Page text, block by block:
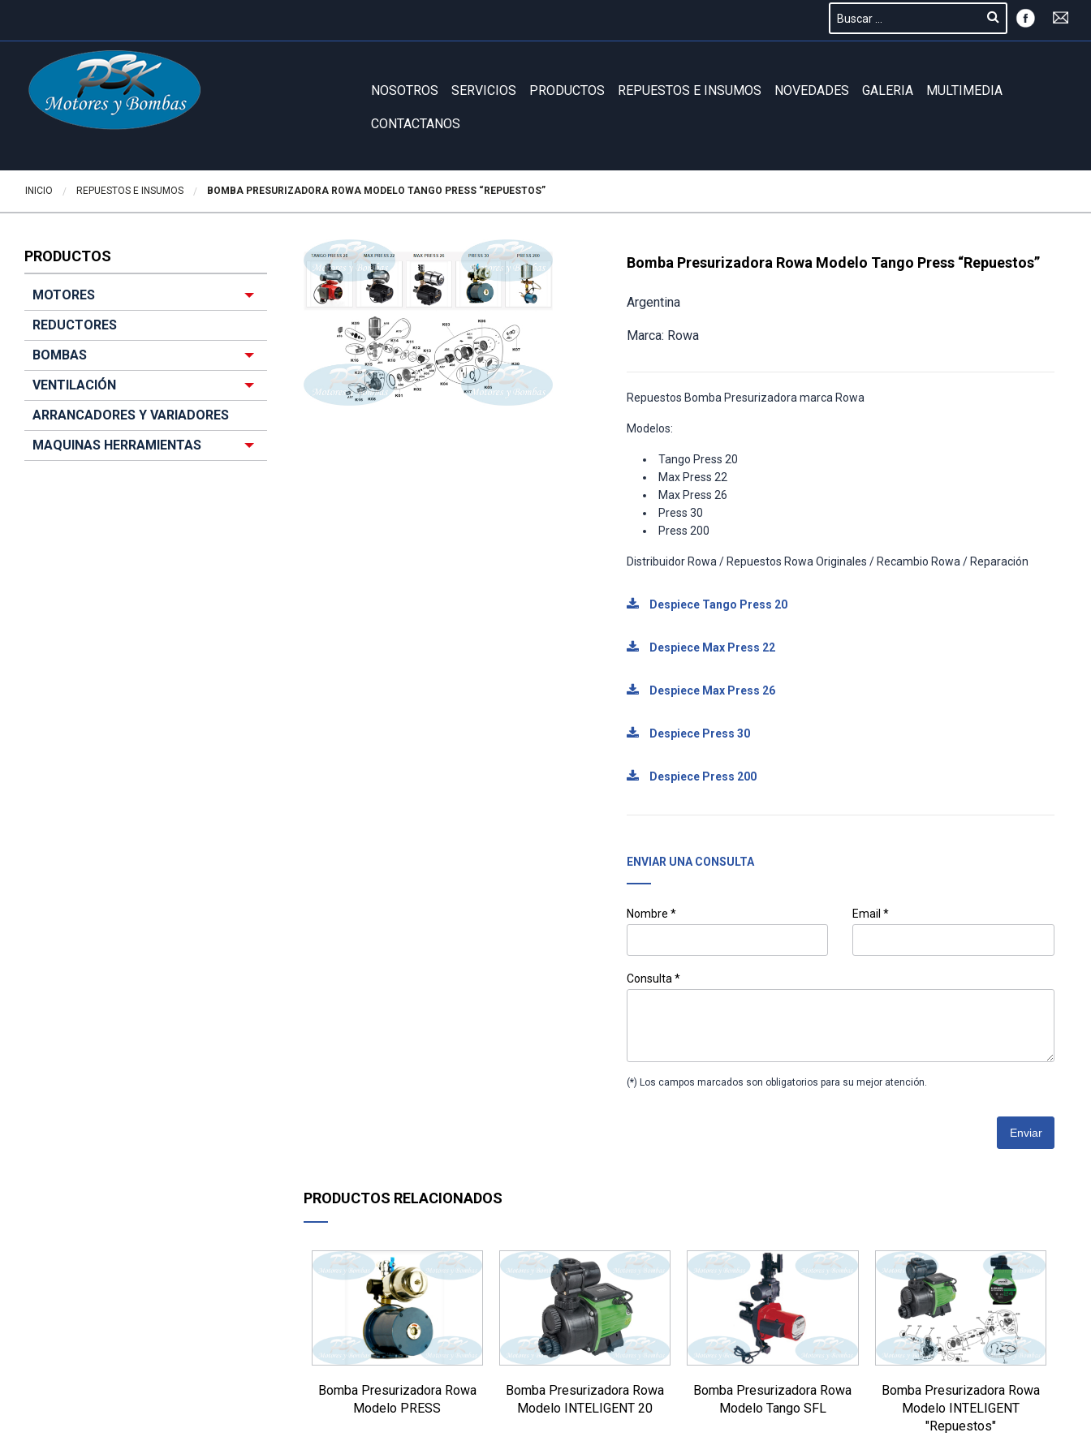
NOSOTROS SERVICIOS PRODUCTOS REPUESTOS E INSUMOS NOVEDADES GALERIA MULTIMEDIA
CONTACTANOS
INICIO REPUESTOS E INSUMOS ACTUALMENTE:
BOMBA PRESURIZADORA ROWA MODELO TANGO PRESS “REPUESTOS”
PRODUCTOS
MOTORES
REDUCTORES
BOMBAS
VENTILACIÓN
ARRANCADORES Y VARIADORES
MAQUINAS HERRAMIENTAS
Bomba Presurizadora Rowa Modelo Tango Press “Repuestos”
Argentina
Marca: Rowa
Repuestos Bomba Presurizadora marca Rowa
Modelos:
Tango Press 20
Max Press 22
Max Press 26
Press 30
Press 200
Distribuidor Rowa / Repuestos Rowa Originales / Recambio Rowa / Reparación
Despiece Tango Press 20
Despiece Max Press 22
Despiece Max Press 26
Despiece Press 30
Despiece Press 200
ENVIAR UNA CONSULTA
Nombre * Email *
Consulta *
(*) Los campos marcados son obligatorios para su mejor atención.
Enviar
PRODUCTOS RELACIONADOS
Bomba Presurizadora Rowa
Modelo PRESS
Bomba Presurizadora Rowa
Modelo INTELIGENT 20
Bomba Presurizadora Rowa
Modelo Tango SFL
Bomba Presurizadora Rowa
Modelo INTELIGENT
"Repuestos"